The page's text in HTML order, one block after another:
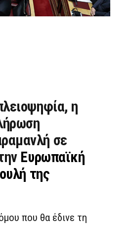
η
σε
Ευρωπαϊκή
της
που θα έδινε τη